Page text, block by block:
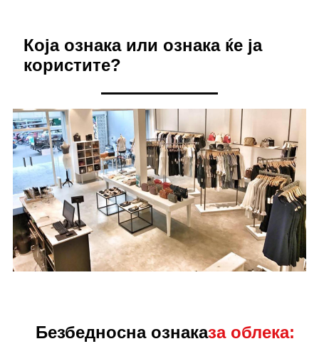
Која ознака или ознака ќе ја
користите?
Безбедносна ознаказа облека: